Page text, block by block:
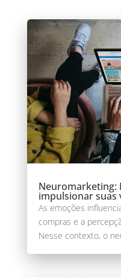
Neuromarketing:
impulsionar suas
As emoções
compras e a
Nesse contexto, o